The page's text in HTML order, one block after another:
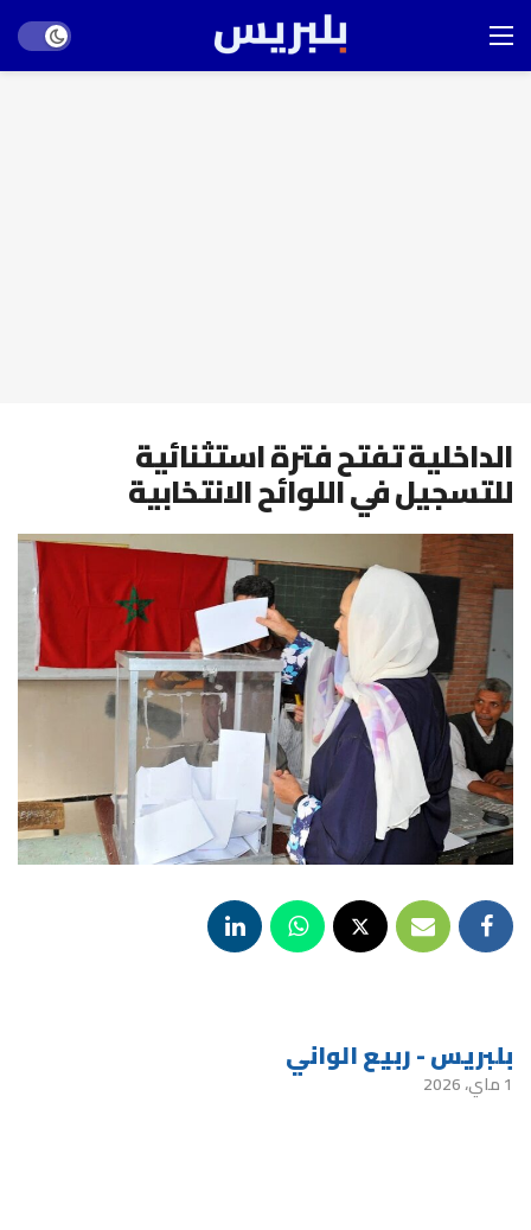
mode
الداخلية تفتح فترة استثنائية
للتسجيل في اللوائح الانتخابية
بلبريس - ربيع الواني
1 ماي، 2026